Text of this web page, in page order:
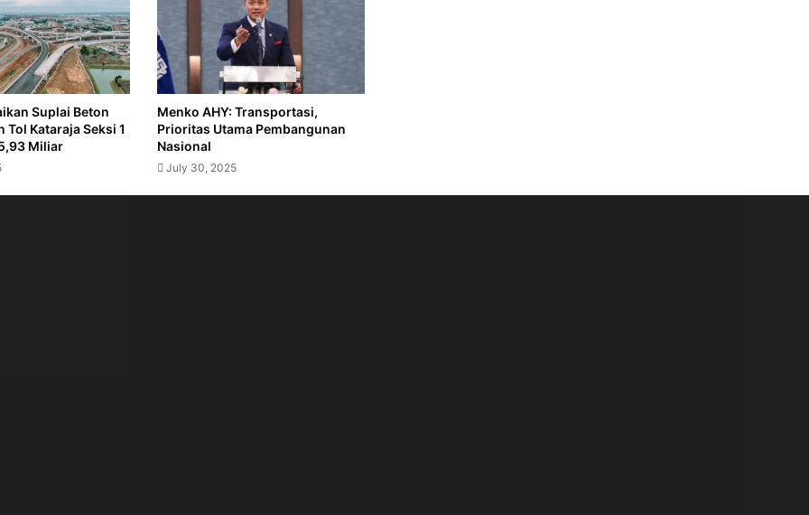
Pelabuhan Yos Sudarso Ambon
Suplai Beton
Tol Kataraja Seksi 1
Miliar
Menko AHY: Transportasi,
Prioritas Utama Pembangunan
Nasional
July 30, 2025